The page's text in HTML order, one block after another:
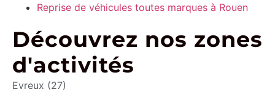
Reprise de véhicules toutes marques à Rouen
Découvrez nos zones
d'activités
Evreux (27)